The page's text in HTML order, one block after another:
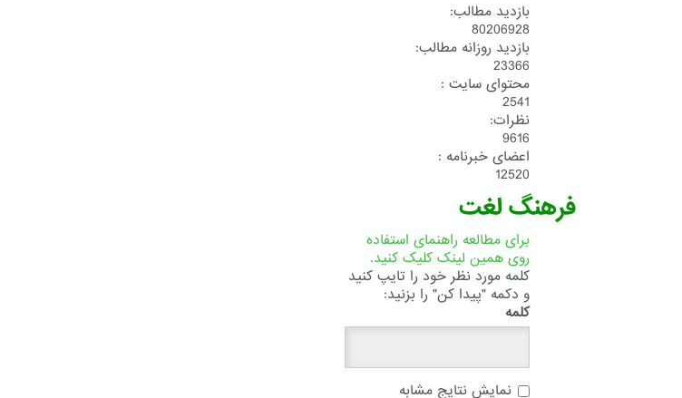
بازدید مطالب:
80206928
بازدید روزانه مطالب:
23366
محتوای سایت :
2541
نظرات:
9616
اعضای خبرنامه :
12520
فرهنگ لغت
برای مطالعه راهنمای استفاده
روی همین لینک کلیک کنید.
کلمه مورد نظر خود را تایپ کنید
و دکمه "پیدا کن" را بزنید:
کلمه
نمایش نتایج مشابه